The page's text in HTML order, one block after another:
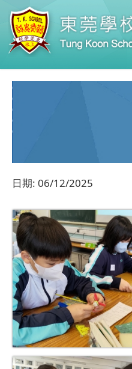
日期: 06/12/2025